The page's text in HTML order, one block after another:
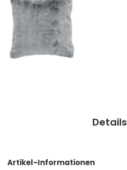
Details
Artikel-Informationen